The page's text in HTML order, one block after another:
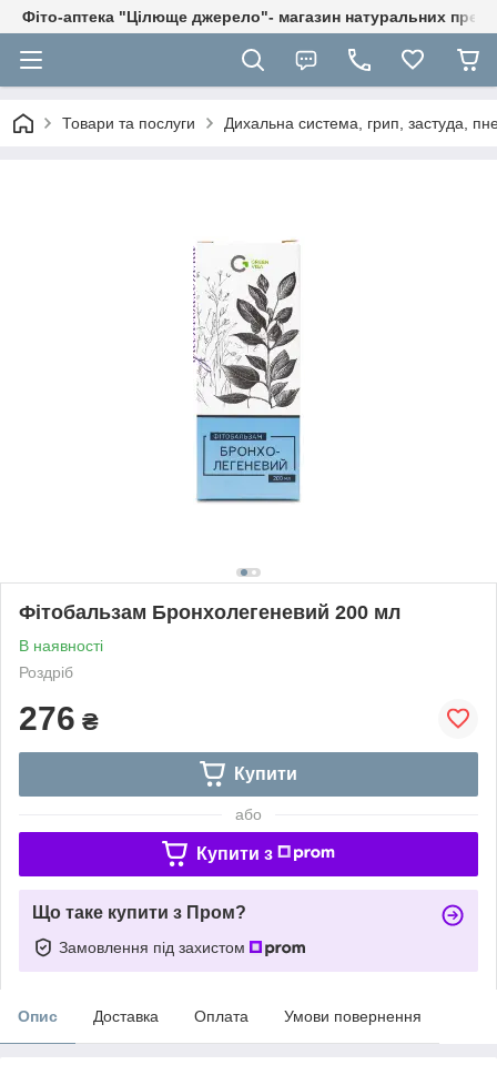
Фіто-аптека "Цілюще джерело"- магазин натуральних
Товари та послуги Дихальна система, грип, застуда,
Фітобальзам Бронхолегеневий 200 мл
В наявності
Роздріб
276 ₴
Купити
або
Купити з
Що таке купити з Пром?
Замовлення під захистом
Опис Доставка Оплата Умови повернення